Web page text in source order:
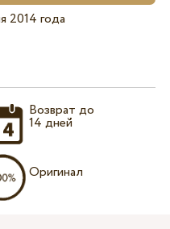
2014 года
Возврат до
14 дней
Оригинал